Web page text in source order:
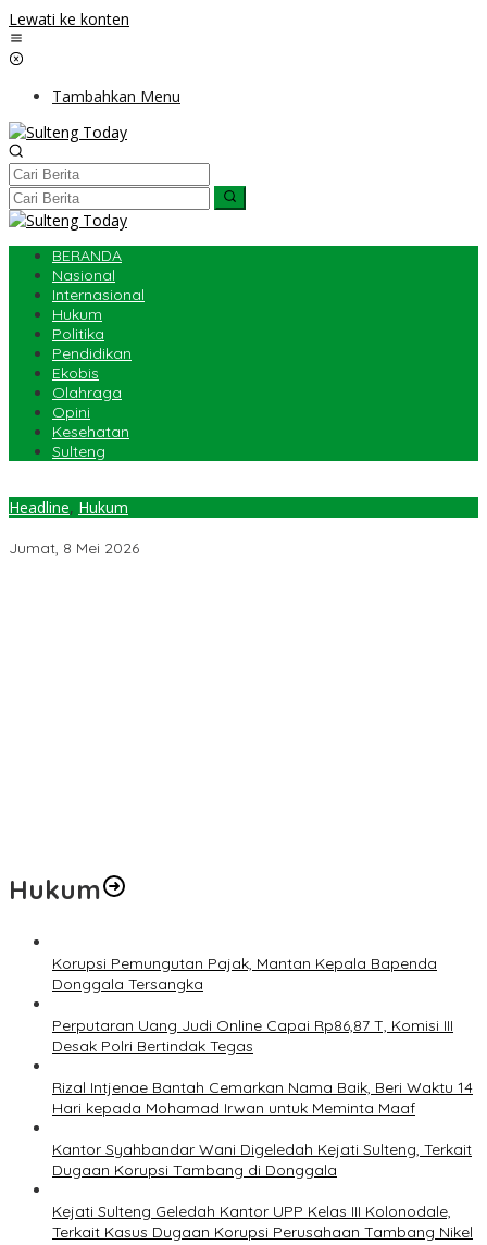
Lewati ke konten
Tambahkan Menu
BERANDA
Nasional
Internasional
Hukum
Politika
Pendidikan
Ekobis
Olahraga
Opini
Kesehatan
Sulteng
Headline, Hukum
Jumat, 8 Mei 2026
Hukum
Korupsi Pemungutan Pajak, Mantan Kepala Bapenda
Donggala Tersangka
Perputaran Uang Judi Online Capai Rp86,87 T, Komisi III
Desak Polri Bertindak Tegas
Rizal Intjenae Bantah Cemarkan Nama Baik, Beri Waktu 14
Hari kepada Mohamad Irwan untuk Meminta Maaf
Kantor Syahbandar Wani Digeledah Kejati Sulteng, Terkait
Dugaan Korupsi Tambang di Donggala
Kejati Sulteng Geledah Kantor UPP Kelas III Kolonodale,
Terkait Kasus Dugaan Korupsi Perusahaan Tambang Nikel